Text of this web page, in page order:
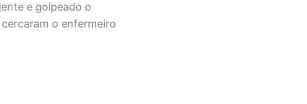
e golpeado o
o enfermeiro